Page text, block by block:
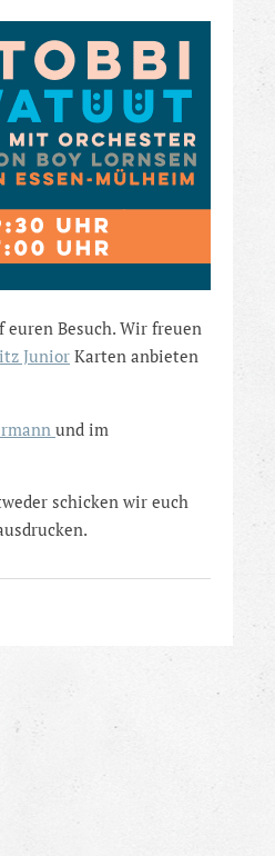
Besuch. Wir freuen
JuniorKarten anbieten
und im
schicken wir euch